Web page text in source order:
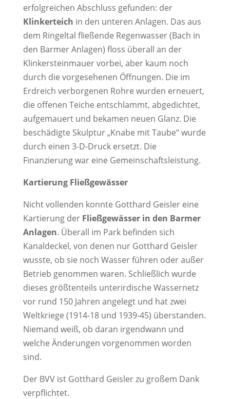
erfolgreichen Abschluss gefunden: der
Klinkerteich in den unteren Anlagen. Das aus
dem Ringeltal fließende Regenwasser (Bach in
den Barmer Anlagen) floss überall an der
Klinkersteinmauer vorbei, aber kaum noch
durch die vorgesehenen Öffnungen. Die im
Erdreich verborgenen Rohre wurden erneuert,
die offenen Teiche entschlammt, abgedichtet,
aufgemauert und bekamen neuen Glanz. Die
beschädigte Skulptur „Knabe mit Taube“ wurde
durch einen 3-D-Druck ersetzt. Die
Finanzierung war eine Gemeinschaftsleistung.
Kartierung Fließgewässer
Nicht vollenden konnte Gotthard Geisler eine
Kartierung der Fließgewässer in den Barmer
Anlagen. Überall im Park befinden sich
Kanaldeckel, von denen nur Gotthard Geisler
wusste, ob sie noch Wasser führen oder außer
Betrieb genommen waren. Schließlich wurde
dieses größtenteils unterirdische Wassernetz
vor rund 150 Jahren angelegt und hat zwei
Weltkriege (1914-18 und 1939-45) überstanden.
Niemand weiß, ob daran irgendwann und
welche Änderungen vorgenommen worden
sind.
Der BVV ist Gotthard Geisler zu großem Dank
verpflichtet.